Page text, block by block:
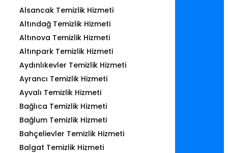
Alsancak Temizlik Hizmeti
Altındağ Temizlik Hizmeti
Altınova Temizlik Hizmeti
Altınpark Temizlik Hizmeti
Aydınlıkevler Temizlik Hizmeti
Ayrancı Temizlik Hizmeti
Ayvalı Temizlik Hizmeti
Bağlıca Temizlik Hizmeti
Bağlum Temizlik Hizmeti
Bahçelievler Temizlik Hizmeti
Balgat Temizlik Hizmeti